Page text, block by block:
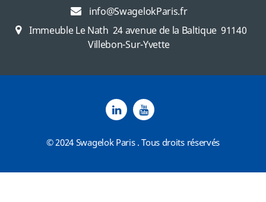
info@SwagelokParis.fr
Immeuble Le Nath 24 avenue de la Baltique 91140
Villebon-Sur-Yvette
© 2024 Swagelok Paris . Tous droits réservés